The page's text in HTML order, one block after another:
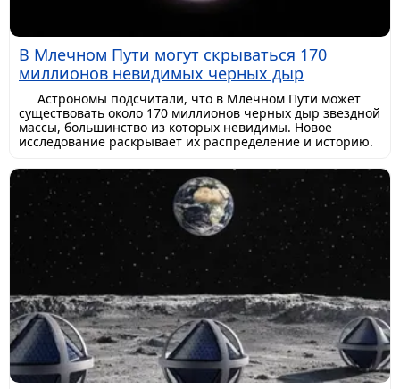
В Млечном Пути могут скрываться 170
миллионов невидимых черных дыр
Астрономы подсчитали, что в Млечном Пути может
существовать около 170 миллионов черных дыр звездной
массы, большинство из которых невидимы. Новое
исследование раскрывает их распределение и историю.